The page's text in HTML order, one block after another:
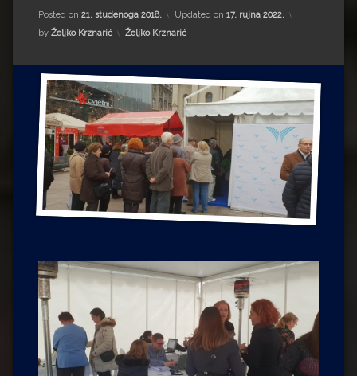
Drugi autori
Drugi autori
Matea Andrić
Ljiljana Lekanić-Kljaić
Željko Krznarić
Mario Lovreković
Posted on 21. studenoga 2018. Updated on 17. rujna 2022.
by Željko Krznarić Kategorije:
Željko Krznarić